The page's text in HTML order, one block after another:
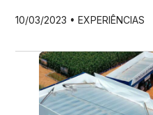
pensando em você.
atividades,
criar um ambiente
relacionamento por
sucesso da nossa
10/03/2023 •EXPERIÊNCIAS